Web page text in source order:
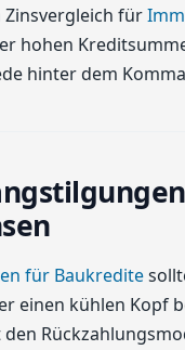
für
hohen
hinter dem
für Baukredite
einen kühlen Kopf